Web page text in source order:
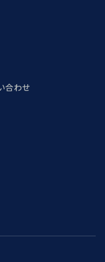
合わせ